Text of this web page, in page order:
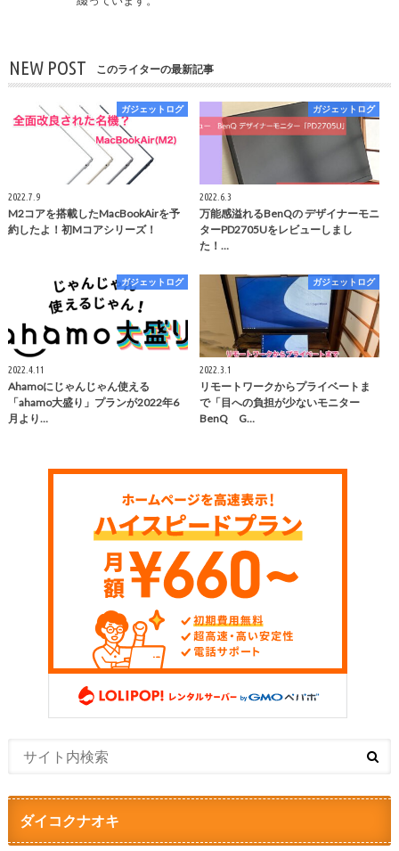
NEW POST このライターの最新記事
ガジェットログ
2022.7.9
M2コアを搭載したMacBookAirを予
約したよ！初Mコアシリーズ！
ガジェットログ
2022.6.3
万能感溢れるBenQの デザイナーモニ
ターPD2705Uをレビューしまし
た！…
ガジェットログ
2022.4.11
Ahamoにじゃんじゃん使える
「ahamo大盛り」プランが2022年6
月より…
ガジェットログ
2022.3.1
リモートワークからプライベートま
で「目への負担が少ないモニター
BenQ G…
ダイコクナオキ